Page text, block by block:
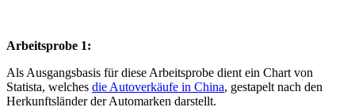
Arbeitsprobe 1:
Als Ausgangsbasis für diese Arbeitsprobe dient ein Chart von
Statista, welches die Autoverkäufe in China, gestapelt nach den
Herkunftsländer der Automarken darstellt.